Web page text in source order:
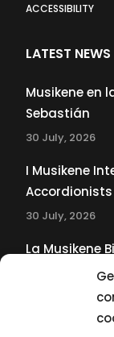
ACCESSIBILITY
LATEST NEWS
Musikene en
Sebastián
30 July, 2026
I Musikene
Accordionists
30 July, 2026
La Musikene
Tolliver en el